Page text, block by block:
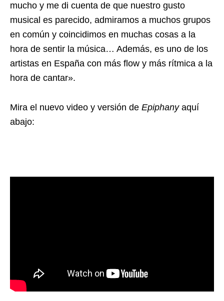
mucho y me di cuenta de que nuestro gusto
musical es parecido, admiramos a muchos grupos
en común y coincidimos en muchas cosas a la
hora de sentir la música… Además, es uno de los
artistas en España con más flow y más rítmica a la
hora de cantar».
Mira el nuevo video y versión de Epiphanyaquí
abajo: